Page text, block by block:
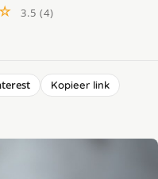
3.5 (4)
Kopieer link